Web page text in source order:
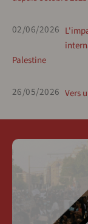
02/06/2026
Palestine
26/05/2026 Vers